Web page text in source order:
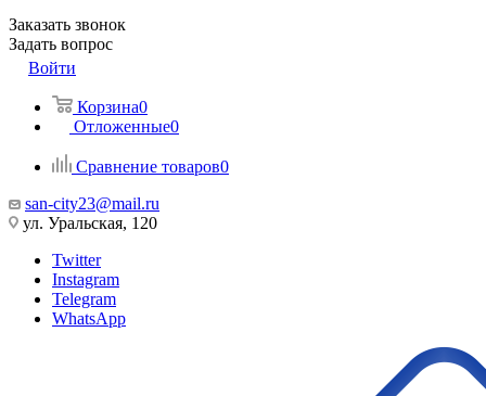
Заказать звонок
Задать вопрос
Войти
Корзина0
Отложенные0
Сравнение товаров0
san-city23@mail.ru
ул. Уральская, 120
Twitter
Instagram
Telegram
WhatsApp